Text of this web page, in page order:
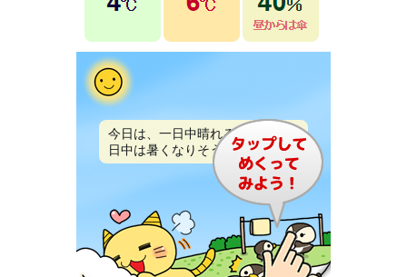
今日は、一日中晴れるでしょう。
日中は暑くなりそうです。